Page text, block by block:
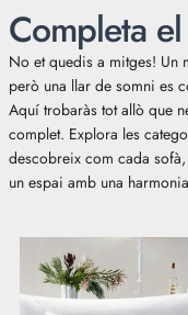
Completa
No et quedis a mitges! Un
però una llar de somni es
Aquí trobaràs tot allò que
complet. Explora les
descobreix com cada
un espai amb una